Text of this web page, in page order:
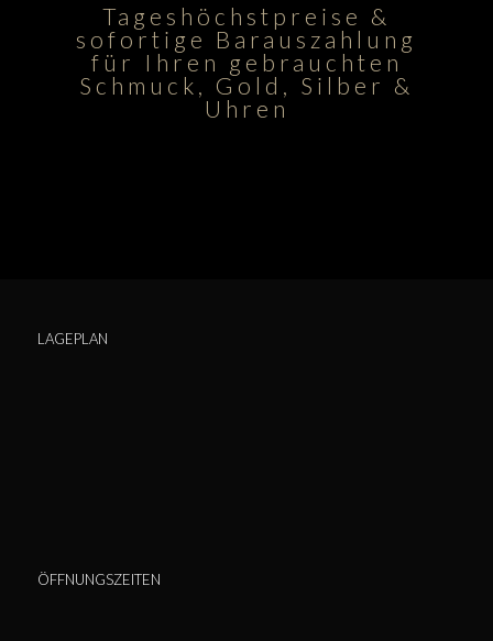
Tageshöchstpreise &
sofortige Barauszahlung
für Ihren gebrauchten
Schmuck, Gold, Silber &
Uhren
LAGEPLAN
ÖFFNUNGSZEITEN